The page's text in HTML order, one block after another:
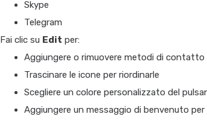
Skype
Telegram
Fai clic su Edit per:
Aggiungere o rimuovere metodi di contatto
Trascinare le icone per riordinarle
Scegliere un colore personalizzato del
Aggiungere un messaggio di benvenuto